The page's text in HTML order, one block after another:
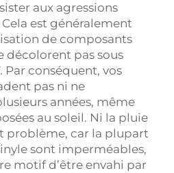
aux agressions
est généralement
de composants
décolorent pas sous
Par conséquent, vos
pas ni ne
années, même
au soleil. Ni la pluie
problème, car la plupart
sont imperméables,
motif d’être envahi par